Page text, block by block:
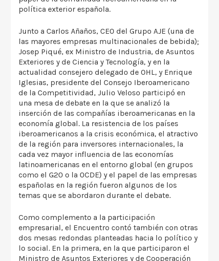
política exterior española.
Junto a Carlos Añaños, CEO del Grupo AJE (una de
las mayores empresas multinacionales de bebida);
Josep Piqué, ex Ministro de Industria, de Asuntos
Exteriores y de Ciencia y Tecnología, y en la
actualidad consejero delegado de OHL, y Enrique
Iglesias, presidente del Consejo Iberoamericano
de la Competitividad, Julio Veloso participó en
una mesa de debate en la que se analizó la
inserción de las compañías iberoamericanas en la
economía global. La resistencia de los países
iberoamericanos a la crisis económica, el atractivo
de la región para inversores internacionales, la
cada vez mayor influencia de las economías
latinoamericanas en el entorno global (en grupos
como el G20 o la OCDE) y el papel de las empresas
españolas en la región fueron algunos de los
temas que se abordaron durante el debate.
Como complemento a la participación
empresarial, el Encuentro contó también con otras
dos mesas redondas planteadas hacia lo político y
lo social. En la primera, en la que participaron el
Ministro de Asuntos Exteriores y de Cooperación